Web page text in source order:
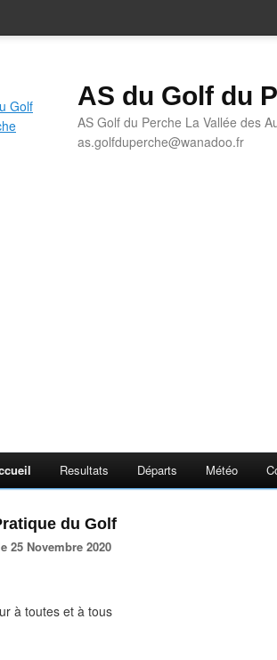
AS du Golf du
AS Golf du Perche La Vallée des
as.golfduperche@wanadoo.fr
Resultats Départs Météo
du Golf
25 Novembre 2020
à toutes et à tous